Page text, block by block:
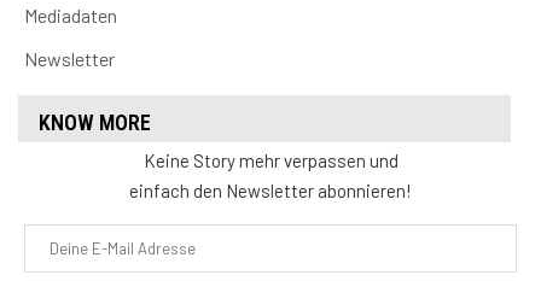
Mediadaten
Newsletter
KNOW MORE
Keine Story mehr verpassen und
einfach den Newsletter abonnieren!